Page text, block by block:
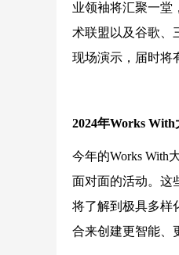
业领袖将汇聚一堂
术联盟以及谷歌、
现场演示，届时将
2024年Works
今年的Works With
面对面的活动。这
将了解到极具多样
合来创建更智能、